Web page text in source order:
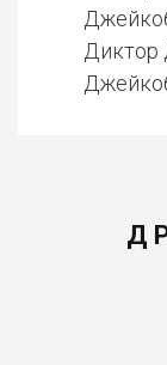
Диктор